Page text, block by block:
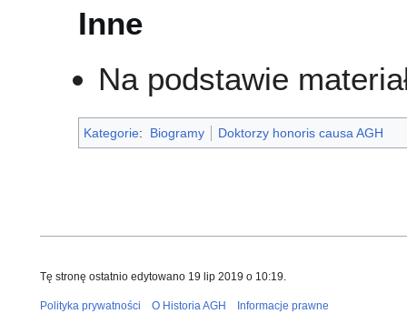
Inne
Na podstawie
Kategorie: Biogramy Doktorzy honoris causa AGH
Tę stronę ostatnio edytowano 19 lip 2019 o 10:19.
Polityka prywatności O Historia AGH Informacje prawne